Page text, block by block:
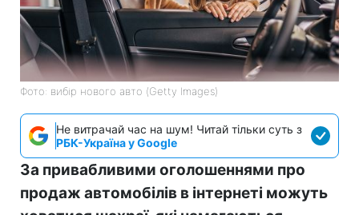
Фото: вибір нового авто (Getty Images)
Не витрачай час на шум! Читай тільки суть з
РБК-Україна у Google
За привабливими оголошеннями про
продаж автомобілів в інтернеті можуть